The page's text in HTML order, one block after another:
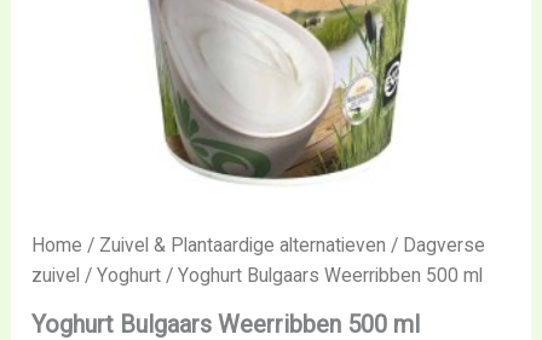
Home / Zuivel & Plantaardige alternatieven / Dagverse
zuivel /Yoghurt / Yoghurt Bulgaars Weerribben 500 ml
Yoghurt Bulgaars Weerribben 500 ml